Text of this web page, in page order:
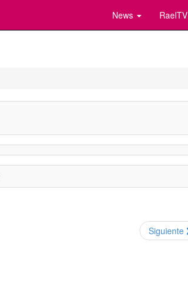
News RaelTV
Siguiente